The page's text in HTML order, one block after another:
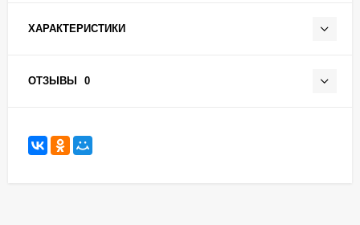
ХАРАКТЕРИСТИКИ
ОТЗЫВЫ 0